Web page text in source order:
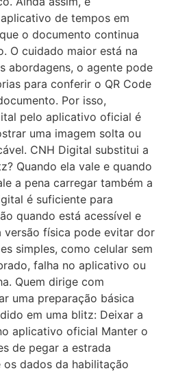
de tempos em
o documento continua
O cuidado maior está na
abordagens, o agente pode
para conferir o QR Code
Por isso,
pelo aplicativo oficial é
uma imagem solta ou
CNH Digital substitui a
Quando ela vale e quando
a pena carregar também a
é suficiente para
quando está acessível e
versão física pode evitar dor
simples, como celular sem
falha no aplicativo ou
Quem dirige com
uma preparação básica
em uma blitz: Deixar a
aplicativo oficial Manter o
de pegar a estrada
dados da habilitação